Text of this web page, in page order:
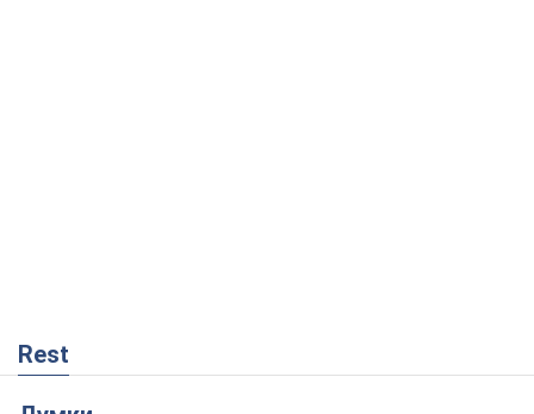
Rest